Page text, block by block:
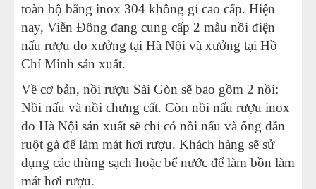
toàn bộ bằng inox 304 không gỉ cao cấp. Hiện
nay, Viễn Đông đang cung cấp 2 mẫu nồi điện
nấu rượu do xưởng tại Hà Nội và xưởng tại Hồ
Chí Minh sản xuất.
Về cơ bản, nồi rượu Sài Gòn sẽ bao gồm 2 nồi:
Nồi nấu và nồi chưng cất. Còn nồi nấu rượu inox
do Hà Nội sản xuất sẽ chỉ có nồi nấu và ống dẫn
ruột gà để làm mát hơi rượu. Khách hàng sẽ sử
dụng các thùng sạch hoặc bể nước để làm bồn làm
mát hơi rượu.